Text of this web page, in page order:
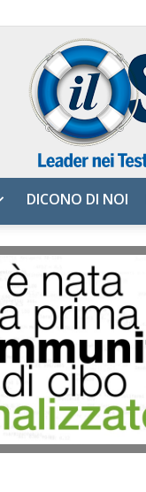
DICONO DI NOI